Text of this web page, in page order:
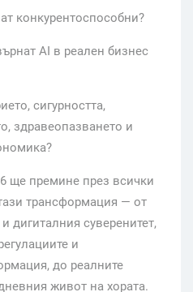
конкурентоспособни?
AI в реален бизнес
сигурността,
здравеопазването и
ще премине през всички
трансформация — от
дигиталния суверенитет,
и
до реалните
живот на хората.